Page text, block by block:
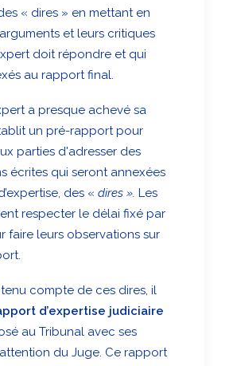
« dires » en mettant en
et leurs critiques
doit répondre et qui
au rapport final.
a presque achevé sa
un pré-rapport pour
parties d'adresser des
écrites qui seront annexées
des « dires ». Les
respecter le délai fixé par
faire leurs observations sur
compte de ces dires, il
d’expertise judiciaire
au Tribunal avec ses
du Juge. Ce rapport